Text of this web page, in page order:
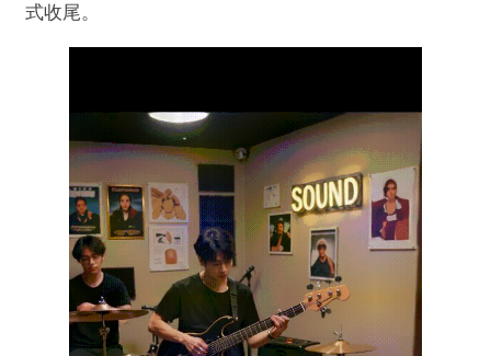
式收尾。